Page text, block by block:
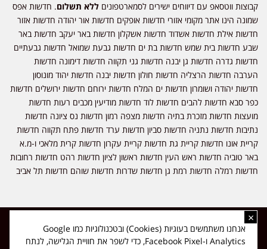
קבוצות ווטסאפ עם דיווחים ישירים לסמארטפונים ללא תשלום. חדשות אפס
שמונה הינו אתר מקומי אזורי חדשות אופקים חדשות אור יהודה חדשות אזור
חדשות אילת חדשות אשדוד חדשות אשקלון חדשות באר יעקב חדשות באר
שבע חדשות בית שמש חדשות בת ים חדשות גבעת שמואל חדשות גבעתיים
חדשות גדרה חדשות גן יבנה חדשות גני תקווה חדשות דימונה חדשות
הערבה חדשות הרצליה חדשות חולון חדשות יבנה חדשות יהוד מונוסון
חדשות יהודה ושומרון חדשות ים המלח חדשות ירוחם חדשות ירושלים חדשות
כפר סבא חדשות להבים חדשות לוד חדשות מודיעין מכבים רעות חדשות
מועצות חדשות מזכרת בתיה חדשות מצפה רמון חדשות נס ציונה חדשות
נתיבות חדשות נתניה חדשות סביון חדשות ערד חדשות פתח תקווה חדשות
קריית אונו חדשות קריית גת חדשות קריית עקרון חדשות קרית מלאכי ו-מ.א
באר טוביה חדשות ראש העין חדשות ראשון לציון חדשות רהט חדשות רחובות
חדשות רמלה חדשות רמת גן חדשות שדרות חדשות שוהם חדשות תל אביב
כל הזכויות שמורות ל-ליזה ללוצאשווילי - חדשות אפס שמונה - דיווחים בזמן
אמת, נוסד בשנת 2019 | טל' לפרסומים 054-9759222 מייל מערכת
news08.net@gmail.com
×
אנחנו משתמשים בעוגיות (Cookies) ובטכנולוגיות כמו Google
Analytics ו-Facebook Pixel, כדי לשפר את חוויית הגלישה, לנתח